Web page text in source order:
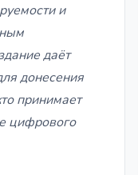
и
даёт
донесения
принимает
цифрового